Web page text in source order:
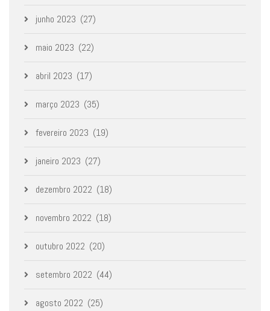
junho 2023 (27)
maio 2023 (22)
abril 2023 (17)
março 2023 (35)
fevereiro 2023 (19)
janeiro 2023 (27)
dezembro 2022 (18)
novembro 2022 (18)
outubro 2022 (20)
setembro 2022 (44)
agosto 2022 (25)